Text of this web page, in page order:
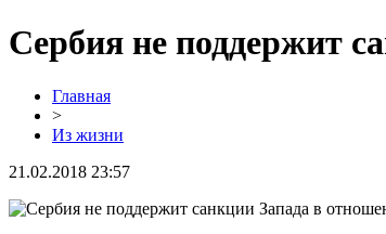
Сербия не поддержит
Главная
>
Из жизни
21.02.2018 23:57